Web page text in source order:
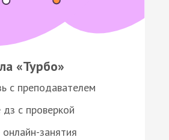
«Турбо»
с преподавателем
с проверкой
занятия